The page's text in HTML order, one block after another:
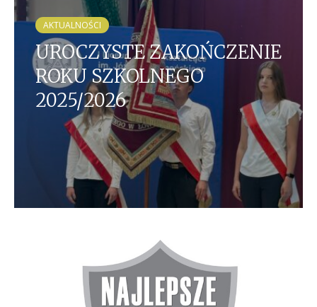
AKTUALNOŚCI
UROCZYSTE ZAKOŃCZENIE
ROKU SZKOLNEGO
2025/2026